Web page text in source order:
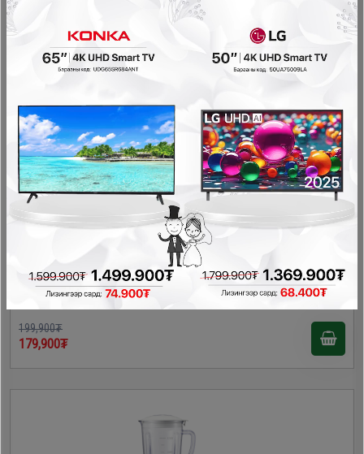
- 20,000₮
Homelux HAT-9852 холигч
Холигч, Миксер, Шүүс шахагч, Махны машин
199,900₮
179,900₮